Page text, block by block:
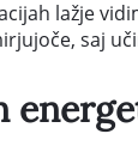
lažje
saj